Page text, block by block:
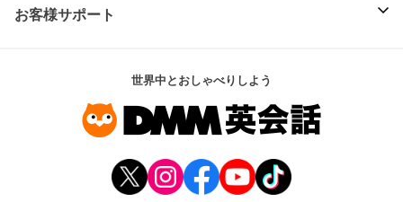
お客様サポート
世界中とおしゃべりしよう